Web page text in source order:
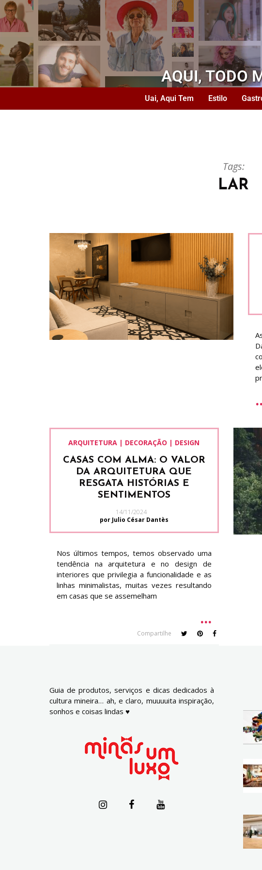
AQUI, TODO
Uai, Aqui Tem Estilo
Tags:
LAR
ARQUITETURA | DECORAÇÃO | DESIGN
CASAS COM ALMA: O VALOR
DA ARQUITETURA QUE
RESGATA HISTÓRIAS E
SENTIMENTOS
14/11/2024
por Julio César Dantès
Nos últimos tempos, temos observado uma
tendência na arquitetura e no design de
interiores que privilegia a funcionalidade e as
linhas minimalistas, muitas vezes resultando
em casas que se assemelham
Compartilhe
Guia de produtos, serviços e dicas dedicados à
cultura mineira… ah, e claro, muuuuita inspiração,
sonhos e coisas lindas ♥